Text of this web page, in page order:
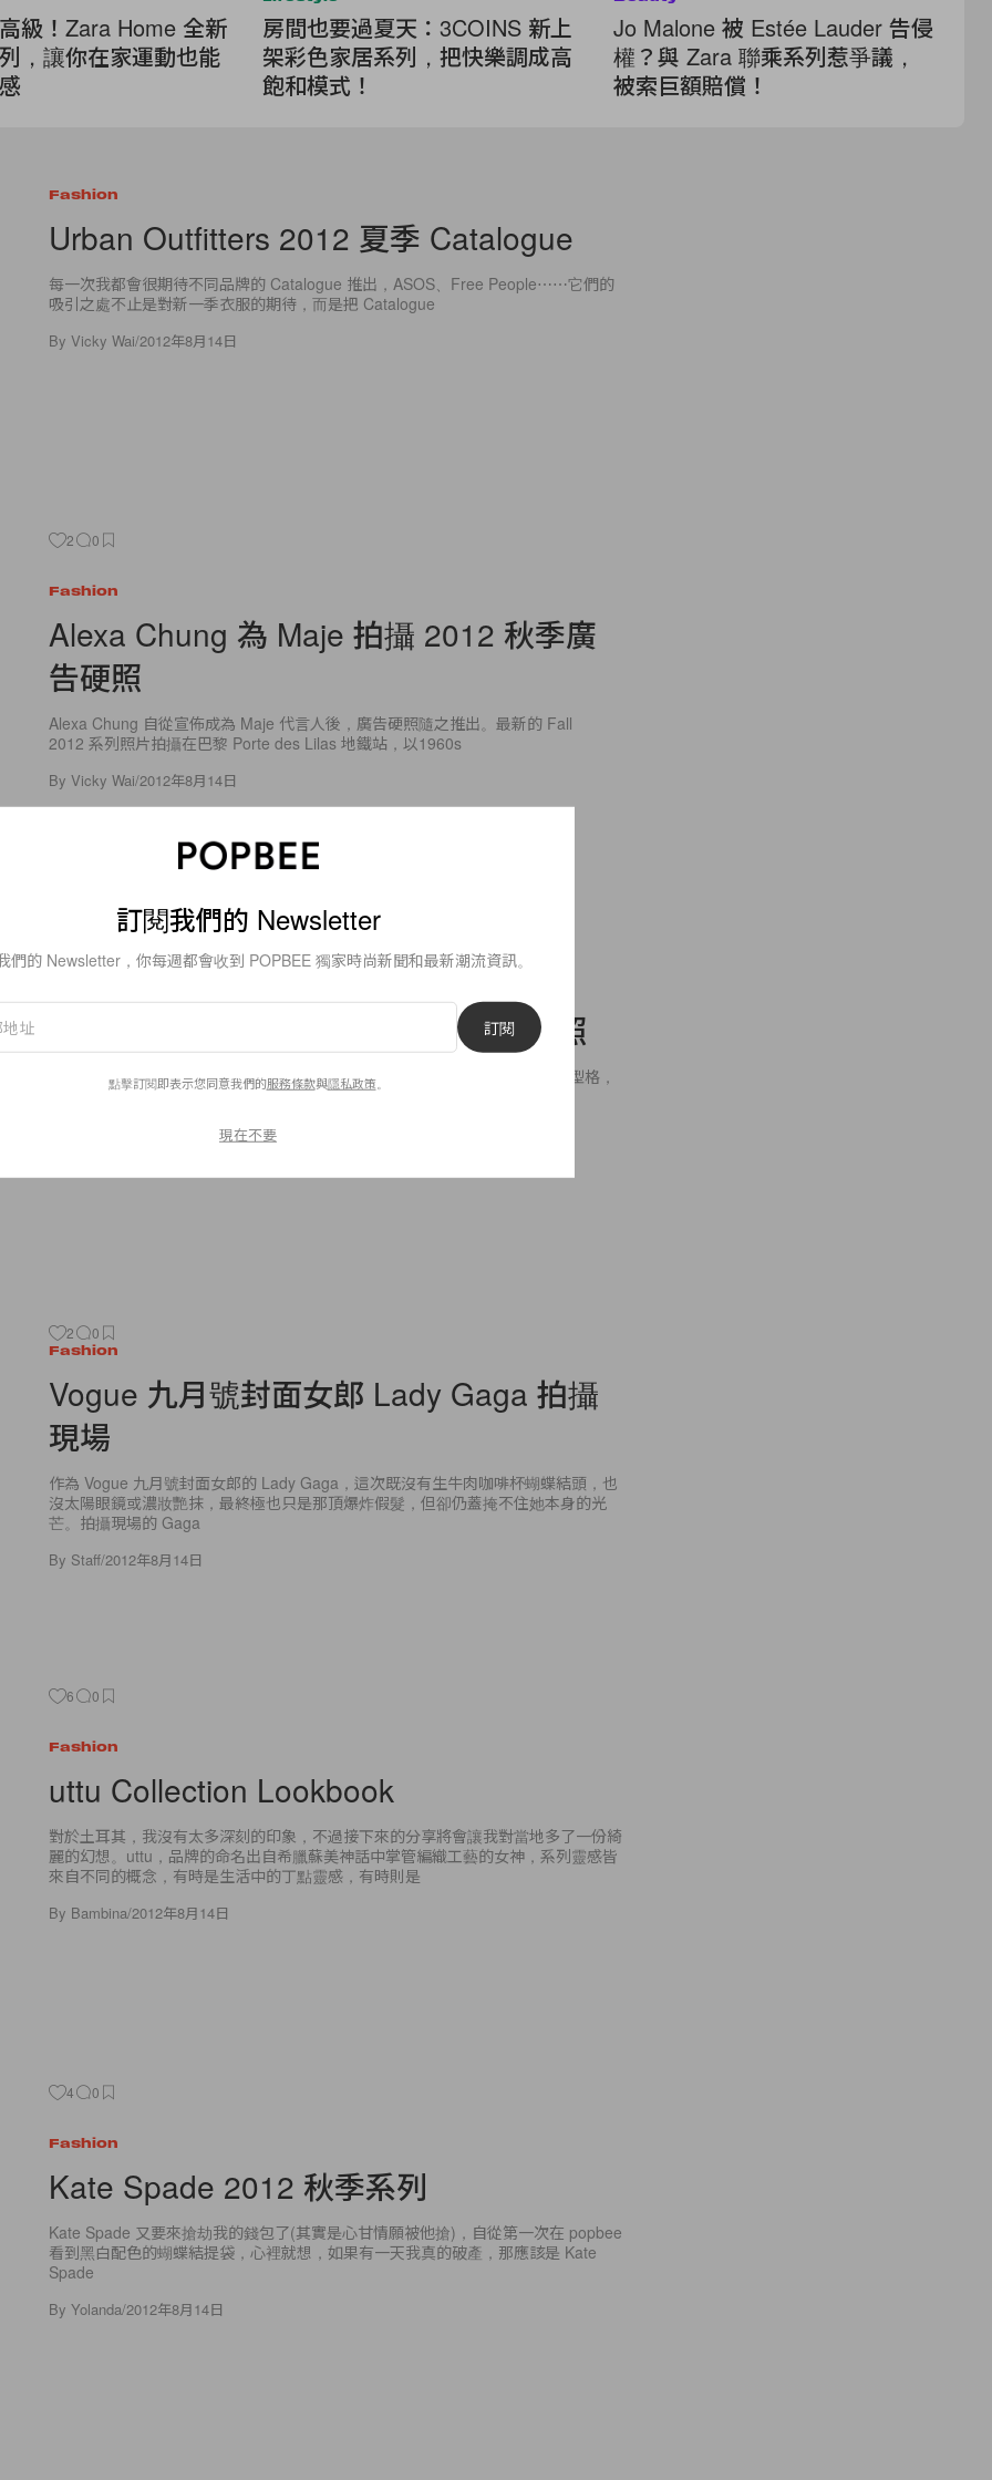
級！Zara Home 全新
，讓你在家運動也能
房間也要過夏天：3COINS 新上
架彩色家居系列，把快樂調成高
飽和模式！
Jo Malone 被 Estée Lauder 告侵
權？與 Zara 聯乘系列惹爭議，
被索巨額賠償！
Fashion
Urban Outfitters 2012 夏季 Catalogue
每一次我都會很期待不同品牌的 Catalogue 推出，ASOS、Free People⋯⋯它們的
吸引之處不止是對新一季衣服的期待，而是把 Catalogue
By Vicky Wai/2012年8月14日
2 0
Fashion
Alexa Chung 為 Maje 拍攝 2012 秋季廣
告硬照
Alexa Chung 自從宣佈成為 Maje 代言人後，廣告硬照隨之推出。最新的 Fall
2012 系列照片拍攝在巴黎 Porte des Lilas 地鐵站，以1960s
By Vicky Wai/2012年8月14日
Kate Moss 為 Liu Jo 拍攝秋冬廣告硬照
這輯廣告硬照帶點中性美，牛仔褲是重點 item，在 Kate Moss 的演繹下非常型格，
加上針織、絨面等柔軟材質上衣，增加了女性的嬌媚。Kate 擺的 post
2 0
Fashion
Vogue 九月號封面女郎 Lady Gaga 拍攝
現場
作為 Vogue 九月號封面女郎的 Lady Gaga，這次既沒有生牛肉咖啡杯蝴蝶結頭，也
沒太陽眼鏡或濃妝艷抹，最終極也只是那頂爆炸假髮，但卻仍蓋掩不住她本身的光
芒。拍攝現場的 Gaga
By Staff/2012年8月14日
6 0
Fashion
uttu Collection Lookbook
對於土耳其，我沒有太多深刻的印象，不過接下來的分享將會讓我對當地多了一份綺
麗的幻想。uttu，品牌的命名出自希臘蘇美神話中掌管編織工藝的女神，系列靈感皆
來自不同的概念，有時是生活中的丁點靈感，有時則是
By Bambina/2012年8月14日
4 0
Fashion
Kate Spade 2012 秋季系列
Kate Spade 又要來搶劫我的錢包了(其實是心甘情願被他搶)，自從第一次在 popbee
看到黑白配色的蝴蝶結提袋，心裡就想，如果有一天我真的破產，那應該是 Kate
Spade
By Yolanda/2012年8月14日
訂閱我們的 Newsletter
們的 Newsletter，你每週都會收到 POPBEE 獨家時尚新聞和最新潮流資訊。
訂閱
點擊訂閱即表示您同意我們的服務條款與隱私政策
現在不要